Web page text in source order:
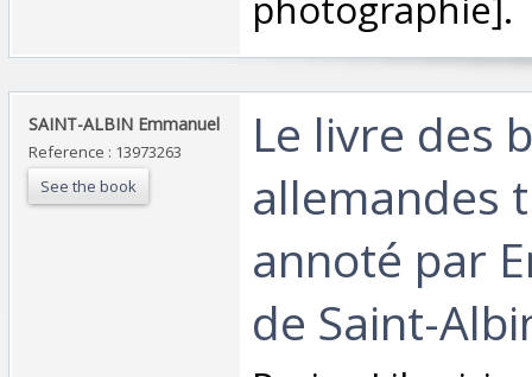
‎SAINT-ALBIN Emmanuel‎
Reference : 13973263
See the book
‎Le livre des
allemandes
annoté par
de Saint-